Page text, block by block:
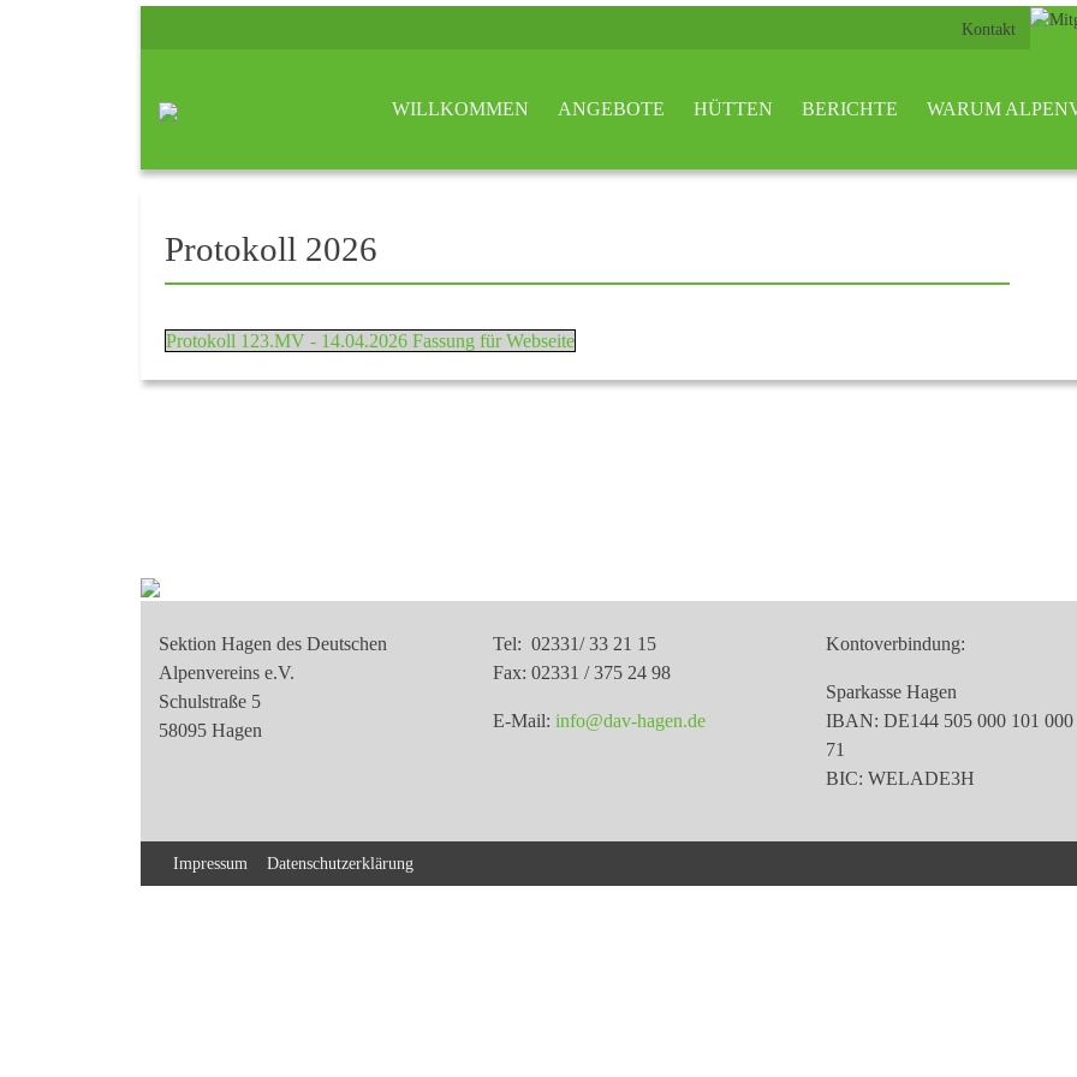
Kontakt
WILLKOMMEN ANGEBOTE HÜTTEN BERICHTE WARUM
Protokoll 2026
Protokoll 123.MV - 14.04.2026 Fassung für Webseite
Sektion Hagen des Deutschen
Alpenvereins e.V.
Schulstraße 5
58095 Hagen
Tel: 02331/ 33 21 15
Fax: 02331 / 375 24 98
E-Mail: info@dav-hagen.de
Kontoverbindung:
Sparkasse Hagen
IBAN: DE144 505 000 101 000
71
BIC: WELADE3H
Impressum Datenschutzerklärung